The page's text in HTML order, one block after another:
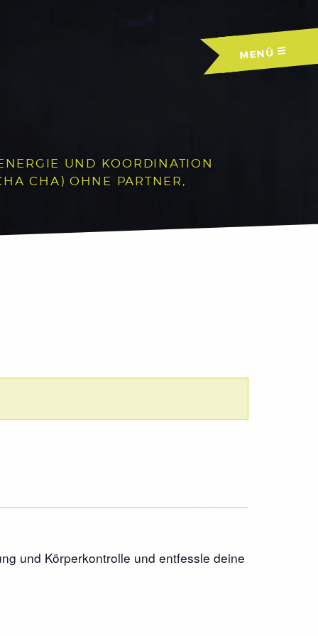
MENÜ
UND KOORDINATION
CHA) OHNE PARTNER,
und Körperkontrolle und entfessle deine